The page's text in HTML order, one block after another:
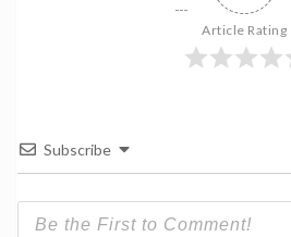
Article Rating
Subscribe